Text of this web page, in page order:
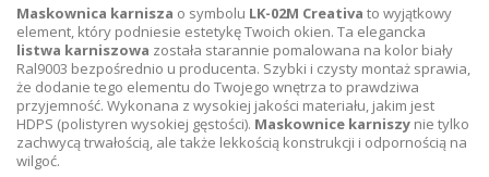
Maskownica karnisza o symbolu LK-02M Creativa to wyjątkowy
element, który podniesie estetykę Twoich okien. Ta elegancka
listwa karniszowa została starannie pomalowana na kolor biały
Ral9003 bezpośrednio u producenta. Szybki i czysty montaż sprawia,
że dodanie tego elementu do Twojego wnętrza to prawdziwa
przyjemność. Wykonana z wysokiej jakości materiału, jakim jest
HDPS (polistyren wysokiej gęstości). Maskownice karniszy nie tylko
zachwycą trwałością, ale także lekkością konstrukcji i odpornością na
wilgoć.